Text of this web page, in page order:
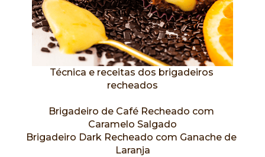
Técnica e receitas dos brigadeiros
recheados
Brigadeiro de Café Recheado com
Caramelo Salgado
Brigadeiro Dark Recheado com Ganache de
Laranja